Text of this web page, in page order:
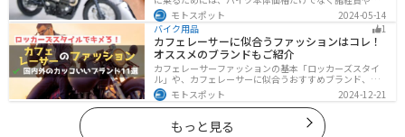
金、免許取得費用、ライディングギア、メンテナンス
代、駐車場代などの年間維持費もかかります。この記事
ではバイクに乗るための全ての費用をまとめました。ま
た、できるだけ安く抑えるコツも紹介するので参考にし
て下さい。
モトスポット
2024-05-14
バイク用品
1
カフェレーサーに似合うファッションはコレ！
オススメのブランドもご紹介
カフェレーサーファッションの基本「ロッカーズスタイ
ル」や、カフェレーサーに似合うおすすめブランド、定
番アイテムを詳しく紹介。個性を引き立てるコーデのコ
ツや季節に合ったアイテム選び、愛車とのマッチング方
法も解説します。
モトスポット 2024-12-21
もっと見る